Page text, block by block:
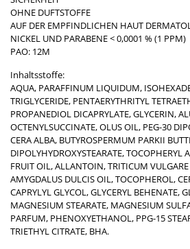
OHNE DUFTSTOFFE
AUF DER EMPFINDLICHEN HAUT
NICKEL UND PARABENE < 0,0001 % (1 PPM)
PAO: 12M
Inhaltsstoffe:
AQUA, PARAFFINUM LIQUIDUM,
TRIGLYCERIDE, PENTAERYTHRITYL
PROPANEDIOL DICAPRYLATE, GLYCERIN,
OCTENYLSUCCINATE, OLUS OIL, PEG-30
CERA ALBA, BUTYROSPERMUM PARKII
DIPOLYHYDROXYSTEARATE, TOCOPHERYL
FRUIT OIL, ALLANTOIN, TRITICUM
AMYGDALUS DULCIS OIL, TOCOPHEROL,
CAPRYLYL GLYCOL, GLYCERYL BEHENATE,
MAGNESIUM STEARATE, MAGNESIUM
PARFUM, PHENOXYETHANOL, PPG-15
TRIETHYL CITRATE, BHA.